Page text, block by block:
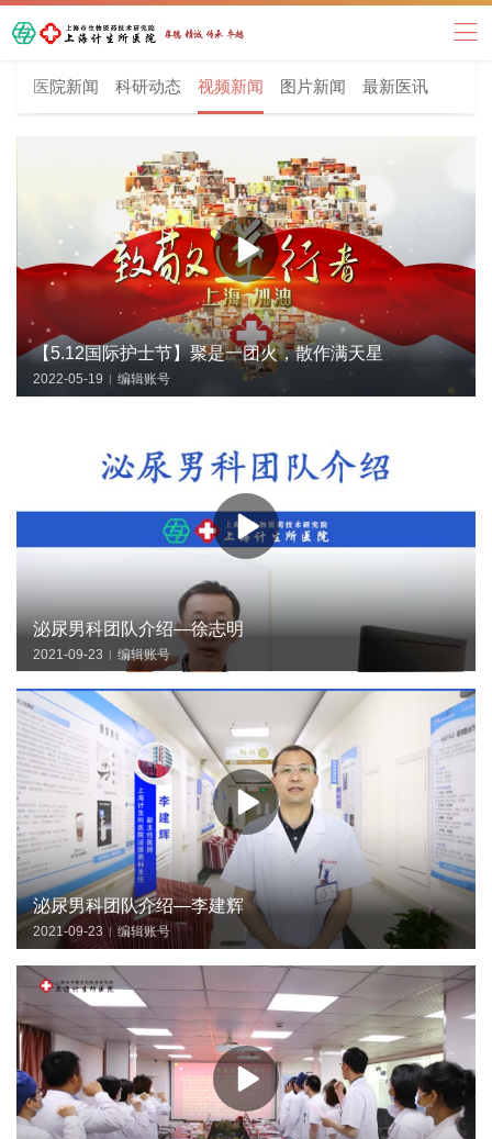
医院新闻 科研动态 视频新闻 图片新闻 最新医讯
【5.12国际护士节】聚是一团火，散作满天星
2022-05-19 | 编辑账号
泌尿男科团队介绍—徐志明
2021-09-23 | 编辑账号
泌尿男科团队介绍—李建辉
2021-09-23 | 编辑账号